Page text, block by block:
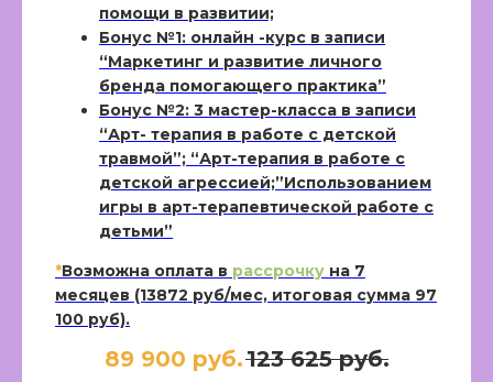
помощи в развитии;
Бонус №1: онлайн -курс в записи
“Маркетинг и развитие личного
бренда помогающего практика”
Бонус №2: 3 мастер-класса в записи
“Арт- терапия в работе с детской
травмой”; “Арт-терапия в работе с
детской агрессией;”Использованием
игры в арт-терапевтической работе с
детьми”
*Возможна оплата в рассрочку на 7
месяцев (13872 руб/мес, итоговая сумма 97
100 руб).
89 900 руб.123 625 руб.